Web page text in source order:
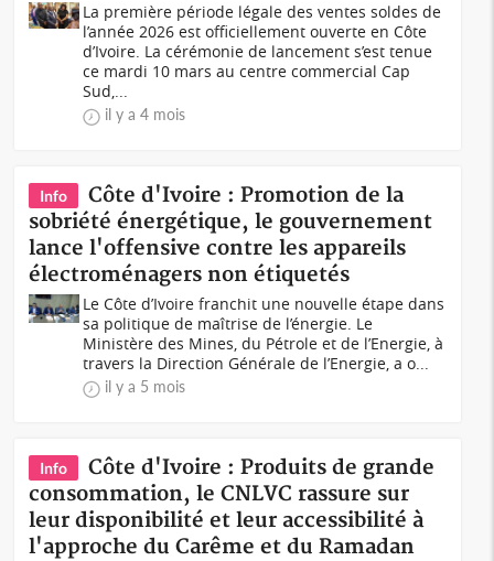
La première période légale des ventes soldes de
l’année 2026 est officiellement ouverte en Côte
d’Ivoire. La cérémonie de lancement s’est tenue
ce mardi 10 mars au centre commercial Cap
Sud,...
il y a 4 mois
Info
Côte d'Ivoire : Promotion de la
sobriété énergétique, le gouvernement
lance l'offensive contre les appareils
électroménagers non étiquetés
Le Côte d’Ivoire franchit une nouvelle étape dans
sa politique de maîtrise de l’énergie. Le
Ministère des Mines, du Pétrole et de l’Energie, à
travers la Direction Générale de l’Energie, a o...
il y a 5 mois
Info
Côte d'Ivoire : Produits de grande
consommation, le CNLVC rassure sur
leur disponibilité et leur accessibilité à
l'approche du Carême et du Ramadan